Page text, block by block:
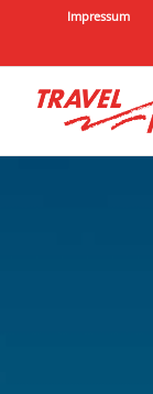
Impressum